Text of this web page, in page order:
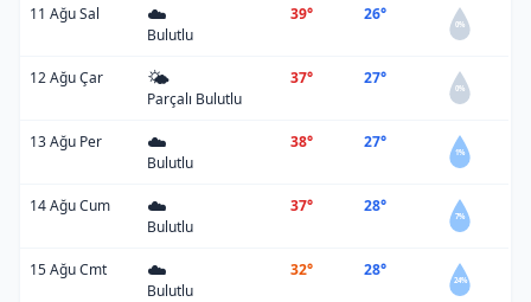
11 Ağu Sal ☁️
Bulutlu
39° 26°
0%
12 Ağu Çar 🌤️
Parçalı Bulutlu
37° 27°
0%
13 Ağu Per ☁️
Bulutlu
38° 27°
1%
14 Ağu Cum ☁️
Bulutlu
37° 28°
7%
15 Ağu Cmt ☁️
Bulutlu
32° 28°
24%